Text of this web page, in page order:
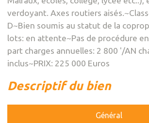
verdoyant. Axes routiers
D~Bien soumis au statut de la
lots: en attente~Pas de procédure
part charges annuelles: 2 800 '/AN
inclus~PRIX: 225 000 Euros
descriptif du bien
Général